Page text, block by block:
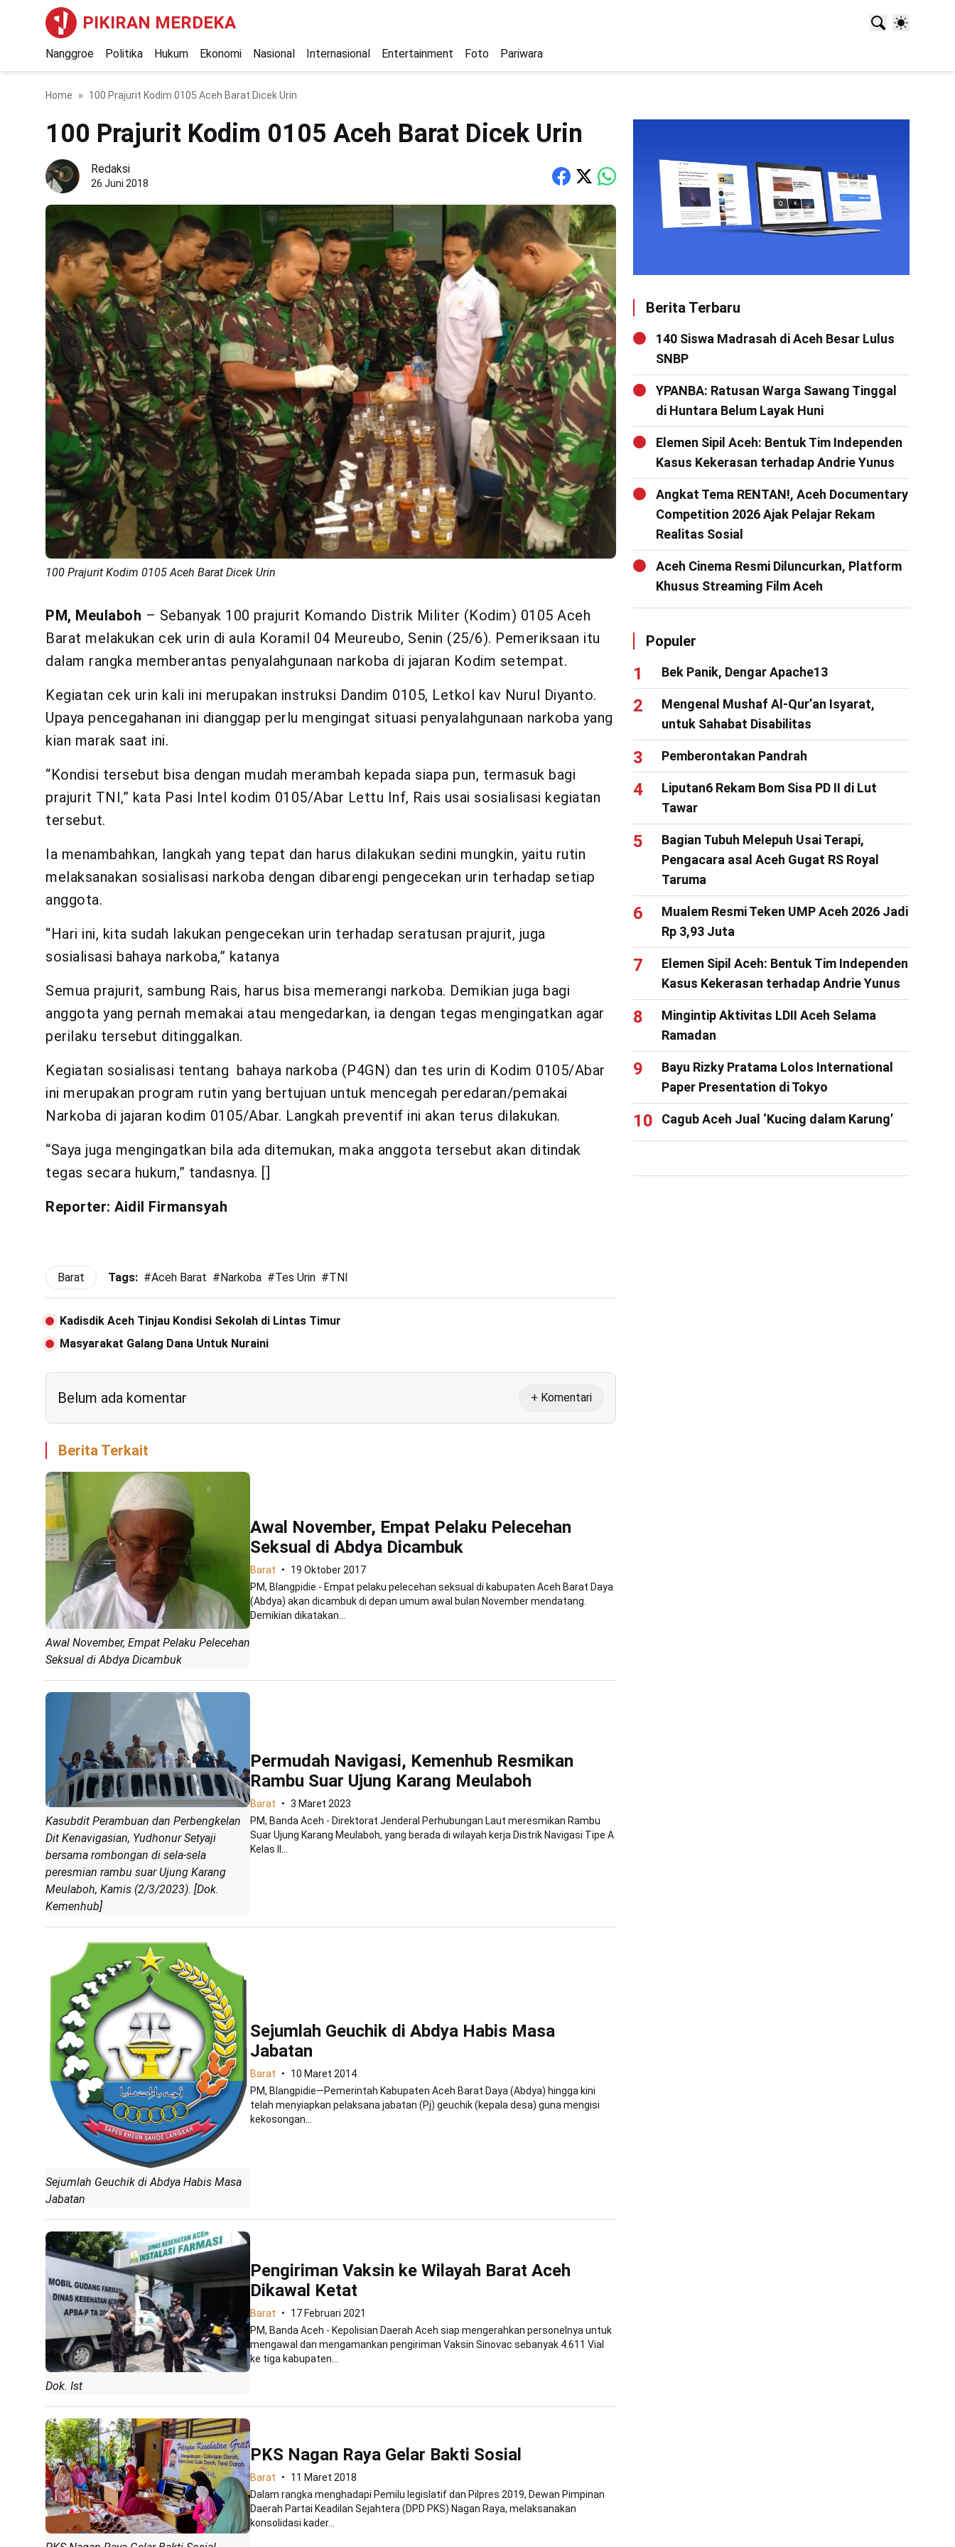
PIKIRAN MERDEKA
Nanggroe Politika Hukum Ekonomi Nasional Internasional Entertainment Foto Pariwara
Home 100 Prajurit Kodim 0105 Aceh Barat Dicek Urin
100 Prajurit Kodim 0105 Aceh Barat Dicek Urin
Redaksi
26 Juni 2018
100 Prajurit Kodim 0105 Aceh Barat Dicek Urin
PM, Meulaboh – Sebanyak 100 prajurit Komando Distrik Militer (Kodim) 0105 Aceh
Barat melakukan cek urin di aula Koramil 04 Meureubo, Senin (25/6). Pemeriksaan itu
dalam rangka memberantas penyalahgunaan narkoba di jajaran Kodim setempat.
Kegiatan cek urin kali ini merupakan instruksi Dandim 0105, Letkol kav Nurul Diyanto.
Upaya pencegahanan ini dianggap perlu mengingat situasi penyalahgunaan narkoba yang
kian marak saat ini.
“Kondisi tersebut bisa dengan mudah merambah kepada siapa pun, termasuk bagi
prajurit TNI,” kata Pasi Intel kodim 0105/Abar Lettu Inf, Rais usai sosialisasi kegiatan
tersebut.
Ia menambahkan, langkah yang tepat dan harus dilakukan sedini mungkin, yaitu rutin
melaksanakan sosialisasi narkoba dengan dibarengi pengecekan urin terhadap setiap
anggota.
“Hari ini, kita sudah lakukan pengecekan urin terhadap seratusan prajurit, juga
sosialisasi bahaya narkoba,” katanya
Semua prajurit, sambung Rais, harus bisa memerangi narkoba. Demikian juga bagi
anggota yang pernah memakai atau mengedarkan, ia dengan tegas mengingatkan agar
perilaku tersebut ditinggalkan.
Kegiatan sosialisasi tentang bahaya narkoba (P4GN) dan tes urin di Kodim 0105/Abar
ini merupakan program rutin yang bertujuan untuk mencegah peredaran/pemakai
Narkoba di jajaran kodim 0105/Abar. Langkah preventif ini akan terus dilakukan.
“Saya juga mengingatkan bila ada ditemukan, maka anggota tersebut akan ditindak
tegas secara hukum,” tandasnya. []
Reporter: Aidil Firmansyah
Barat Tags: #Aceh Barat #Narkoba #Tes Urin #TNI
Kadisdik Aceh Tinjau Kondisi Sekolah di Lintas Timur
Masyarakat Galang Dana Untuk Nuraini
Belum ada komentar + Komentari
Berita Terkait
Awal November, Empat Pelaku Pelecehan
Seksual di Abdya Dicambuk
Awal November, Empat Pelaku Pelecehan
Seksual di Abdya Dicambuk
Barat
19 Oktober 2017
PM, Blangpidie - Empat pelaku pelecehan seksual di kabupaten Aceh Barat Daya
(Abdya) akan dicambuk di depan umum awal bulan November mendatang.
Demikian dikatakan...
Kasubdit Perambuan dan Perbengkelan
Dit Kenavigasian, Yudhonur Setyaji
bersama rombongan di sela-sela
peresmian rambu suar Ujung Karang
Meulaboh, Kamis (2/3/2023). [Dok.
Kemenhub]
Permudah Navigasi, Kemenhub Resmikan
Rambu Suar Ujung Karang Meulaboh
Barat
3 Maret 2023
PM, Banda Aceh - Direktorat Jenderal Perhubungan Laut meresmikan Rambu
Suar Ujung Karang Meulaboh, yang berada di wilayah kerja Distrik Navigasi Tipe A
Kelas II...
Sejumlah Geuchik di Abdya Habis Masa
Jabatan
Sejumlah Geuchik di Abdya Habis Masa
Jabatan
Barat
10 Maret 2014
PM, Blangpidie—Pemerintah Kabupaten Aceh Barat Daya (Abdya) hingga kini
telah menyiapkan pelaksana jabatan (Pj) geuchik (kepala desa) guna mengisi
kekosongan...
Dok. Ist
Pengiriman Vaksin ke Wilayah Barat Aceh
Dikawal Ketat
Barat
17 Februari 2021
PM, Banda Aceh - Kepolisian Daerah Aceh siap mengerahkan personelnya untuk
mengawal dan mengamankan pengiriman Vaksin Sinovac sebanyak 4.611 Vial
ke tiga kabupaten...
PKS Nagan Raya Gelar Bakti Sosial
Barat
11 Maret 2018
Dalam rangka menghadapi Pemilu legislatif dan Pilpres 2019, Dewan Pimpinan
Daerah Partai Keadilan Sejahtera (DPD PKS) Nagan Raya, melaksanakan
konsolidasi kader...
Berita Terbaru
140 Siswa Madrasah di Aceh Besar Lulus
SNBP
YPANBA: Ratusan Warga Sawang Tinggal
di Huntara Belum Layak Huni
Elemen Sipil Aceh: Bentuk Tim Independen
Kasus Kekerasan terhadap Andrie Yunus
Angkat Tema RENTAN!, Aceh Documentary
Competition 2026 Ajak Pelajar Rekam
Realitas Sosial
Aceh Cinema Resmi Diluncurkan, Platform
Khusus Streaming Film Aceh
Populer
Bek Panik, Dengar Apache13
Mengenal Mushaf Al-Qur’an Isyarat,
untuk Sahabat Disabilitas
Pemberontakan Pandrah
Liputan6 Rekam Bom Sisa PD II di Lut
Tawar
Bagian Tubuh Melepuh Usai Terapi,
Pengacara asal Aceh Gugat RS Royal
Taruma
Mualem Resmi Teken UMP Aceh 2026 Jadi
Rp 3,93 Juta
Elemen Sipil Aceh: Bentuk Tim Independen
Kasus Kekerasan terhadap Andrie Yunus
Mingintip Aktivitas LDII Aceh Selama
Ramadan
Bayu Rizky Pratama Lolos International
Paper Presentation di Tokyo
Cagub Aceh Jual ‘Kucing dalam Karung’